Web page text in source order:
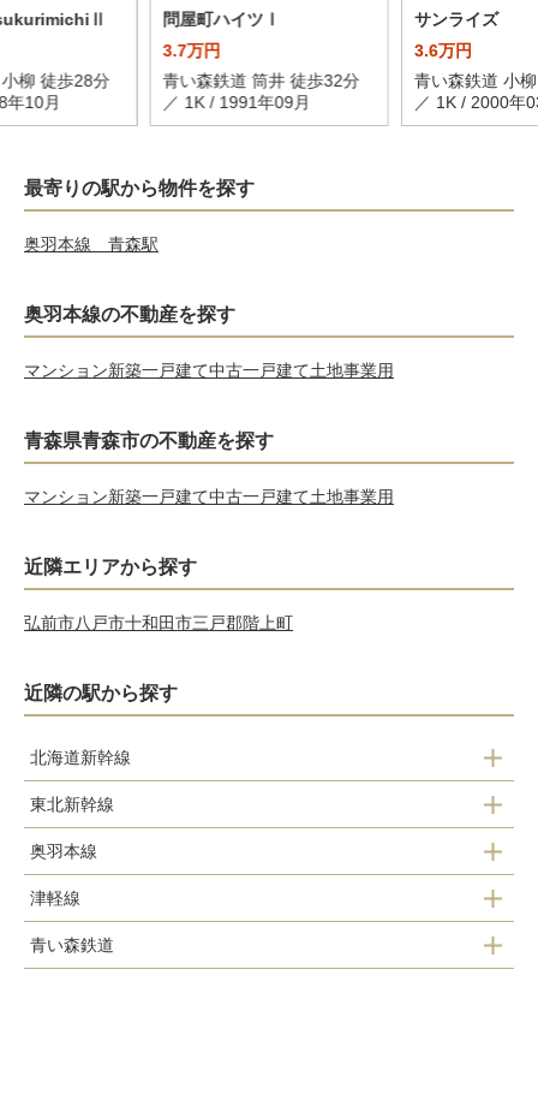
柳 徒歩28分
年10月
問屋町ハイツⅠ
3.7万円
青い森鉄道 筒井 徒歩32分
／ 1K / 1991年09月
サンライズ
3.6万円
青い森鉄道 小
／ 1K / 2000年
最寄りの駅から物件を探す
奥羽本線 青森駅
奥羽本線の不動産を探す
マンション新築一戸建て中古一戸建て土地事業用
青森県青森市の不動産を探す
マンション新築一戸建て中古一戸建て土地事業用
近隣エリアから探す
弘前市八戸市十和田市三戸郡階上町
近隣の駅から探す
北海道新幹線
新青森駅
東北新幹線
新青森駅
奥羽本線
浪岡駅
大釈迦駅
津軽線
青森駅
青い森鉄道